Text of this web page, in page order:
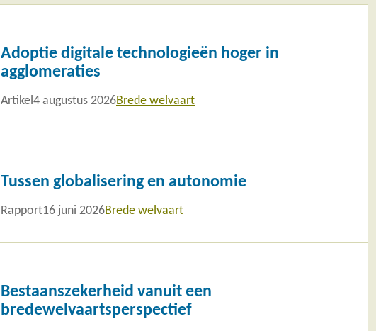
Adoptie digitale technologieën hoger in
agglomeraties
Artikel 4 augustus 2026Brede welvaart
Tussen globalisering en autonomie
Rapport16 juni 2026Brede welvaart
Bestaanszekerheid vanuit een
bredewelvaartsperspectief